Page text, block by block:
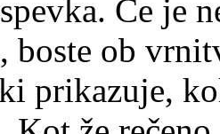
Če je
boste ob
prikazuje,